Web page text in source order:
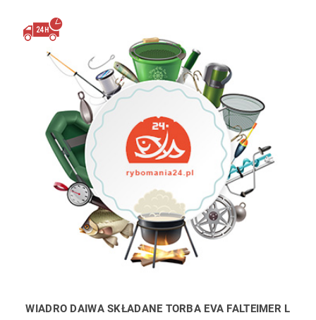
WIADRO DAIWA SKŁADANE TORBA EVA FALTEIMER L